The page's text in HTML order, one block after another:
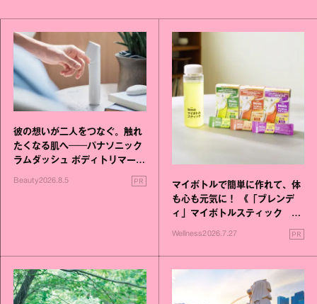
彼の想いが二人をつなぐ。触れ
たくなる肌へ──パナソニック
ラムダッシュ ボディトリマーが
Beauty2026.8.5 PR
マイボトルで簡単に作れて、体
も心も元気に！ 《「ブレンデ
ィ」マイボトルスティック い
いこと毎日》シリーズが誕生
Wellness2026.7.27 PR